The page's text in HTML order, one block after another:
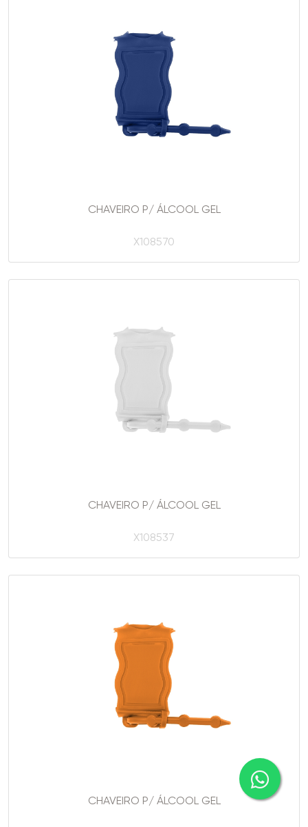
CHAVEIRO P/ ÁLCOOL GEL
X108570
CHAVEIRO P/ ÁLCOOL GEL
X108537
CHAVEIRO P/ ÁLCOOL GEL